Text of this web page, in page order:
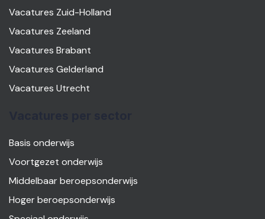
Vacatures Zuid-Holland
Vacatures Zeeland
Vacatures Brabant
Vacatures Gelderland
Vacatures Utrecht
Basis onderwijs
Voortgezet onderwijs
Middelbaar beroepsonderwijs
Hoger beroepsonderwijs